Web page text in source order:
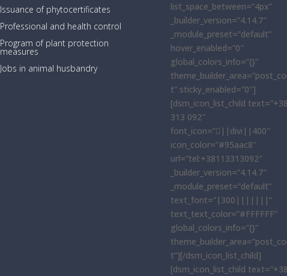
Issuance of phytocertificates
Professional and health control
Program of plant protection
measures
Jobs in animal husbandry
list_space_between=”4px”
_builder_version=”4.14.7″
_module_preset=”default”
hover_enabled=”0″
global_colors_info=”{}”
t” sticky_enabled=”0″]
[dsm_icon_list_child
313 092″
font_icon=”||divi||400″
icon_color=”#95aac8″
url=”tel:+38113313092″
_builder_version=”4.14.7″
_module_preset=”default”
text_font=”|300|||||||”
text_text_color=”#FFFFFF”
global_colors_info=”{}”
t”][/dsm_icon_list_child]
[dsm_icon_list_child